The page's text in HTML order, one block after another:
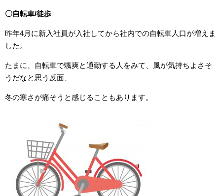
〇自転車/徒歩
昨年4月に新入社員が入社してから社内での自転車人口が増えま
した。
たまに、自転車で颯爽と通勤する人をみて、風が気持ちよさそ
うだなと思う反面、
冬の寒さが痛そうと感じることもあります。